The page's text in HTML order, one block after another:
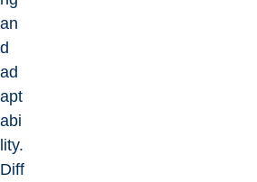
an
d
ad
apt
abi
lity.
Diff